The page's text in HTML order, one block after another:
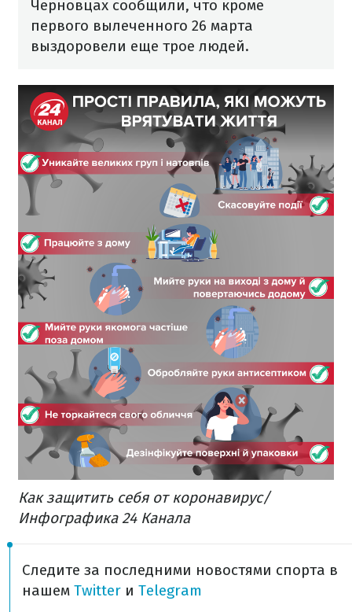
Черновцах сообщили, что кроме
первого вылеченного 26 марта
выздоровели еще трое людей.
Как защитить себя от коронавирус/
Инфографика 24 Канала
Следите за последними новостями спорта в
нашем Twitter и Telegram